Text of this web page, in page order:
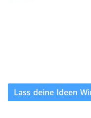
Lass deine Ideen